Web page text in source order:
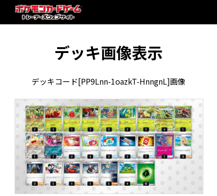
デッキ画像表示
デッキコード[PP9Lnn-1oazkT-HnngnL]画像